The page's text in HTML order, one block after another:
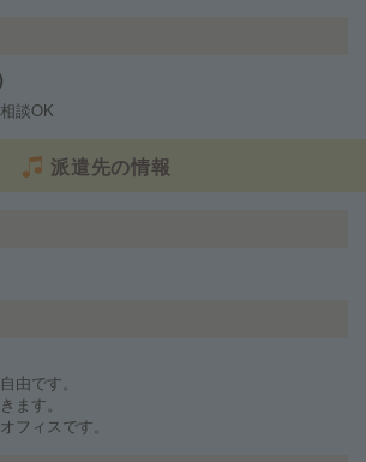
談OK
派遣先の情報
由です。
ます。
フィスです。